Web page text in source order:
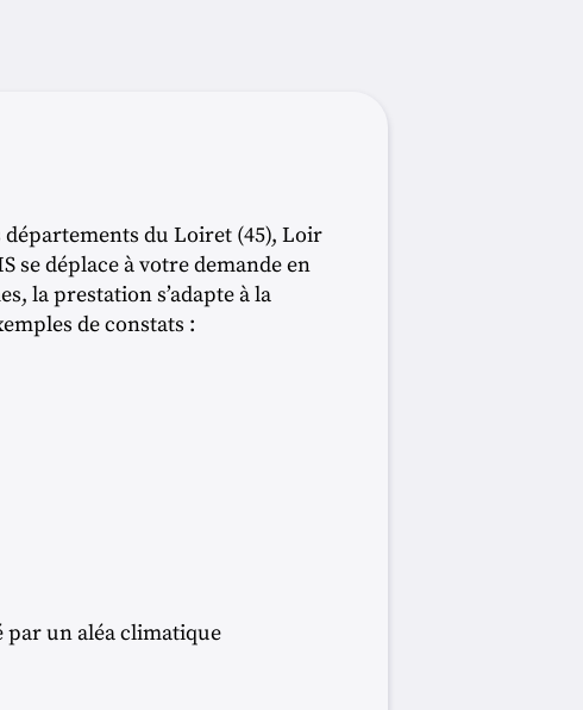
du Loiret (45), Loir
se déplace à votre demande en
la prestation s’adapte à la
de constats :
par un aléa climatique